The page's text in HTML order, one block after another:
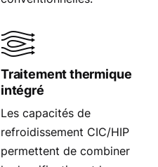
Traitement thermique
intégré
Les capacités de
refroidissement CIC/HIP
permettent de combiner